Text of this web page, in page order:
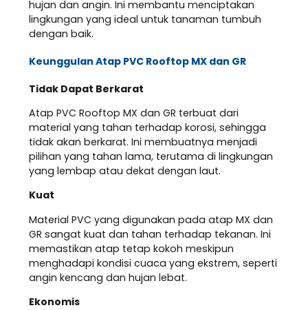
hujan dan angin. Ini membantu menciptakan
lingkungan yang ideal untuk tanaman tumbuh
dengan baik.
Keunggulan Atap PVC Rooftop MX dan GR
Tidak Dapat Berkarat
Atap PVC Rooftop MX dan GR terbuat dari
material yang tahan terhadap korosi, sehingga
tidak akan berkarat. Ini membuatnya menjadi
pilihan yang tahan lama, terutama di lingkungan
yang lembap atau dekat dengan laut.
Kuat
Material PVC yang digunakan pada atap MX dan
GR sangat kuat dan tahan terhadap tekanan. Ini
memastikan atap tetap kokoh meskipun
menghadapi kondisi cuaca yang ekstrem, seperti
angin kencang dan hujan lebat.
Ekonomis